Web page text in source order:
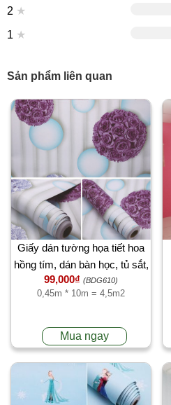
2 ★
1 ★
Sản phẩm liên quan
Giấy dán tường họa tiết hoa
hồng tím, dán bàn học, tủ sắt,
kệ đều đẹp, khổ rộng 45cm
giá rẻ tại TPHCM
99,000₫ (BDG610)
0,45m * 10m = 4,5m2
Mua ngay